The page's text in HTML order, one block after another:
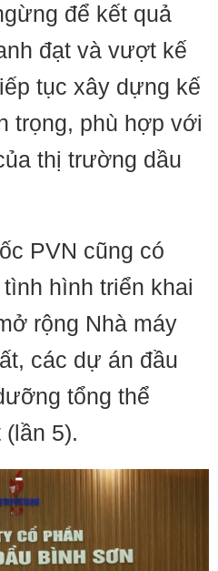
để kết quả
đạt và vượt kế
tục xây dựng kế
trọng, phù hợp với
thị trường dầu
PVN cũng có
hình triển khai
rộng Nhà máy
các dự án đầu
tổng thể
(lần 5).